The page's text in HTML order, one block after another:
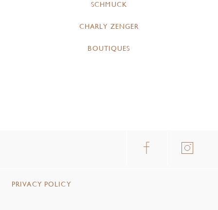
SCHMUCK
CHARLY ZENGER
BOUTIQUES
PRIVACY POLICY